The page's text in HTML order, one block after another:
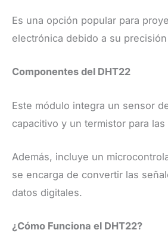
Es una opción popular para
electrónica debido a su
Componentes del DHT22
Este módulo integra un sensor
capacitivo y un termistor para
Además, incluye un
se encarga de convertir las
datos digitales.
¿Cómo Funciona el DHT22?